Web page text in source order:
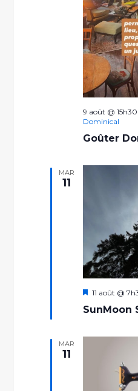
Goûter
9 août @ 15h30
Dominical
MAR
11
SunMoon
Mis
avant
11 août @
MAR
11